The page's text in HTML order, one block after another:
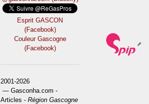
Esprit GASCON
(Facebook)
Couleur Gascogne
(Facebook)
2001-2026
— Gasconha.com -
Articles -Région Gascogne